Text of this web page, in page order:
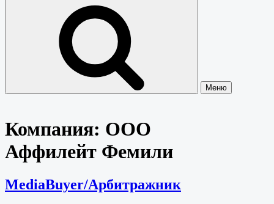
Меню
Компания: ООО
Аффилейт Фемили
MediaBuyer/Арбитражник